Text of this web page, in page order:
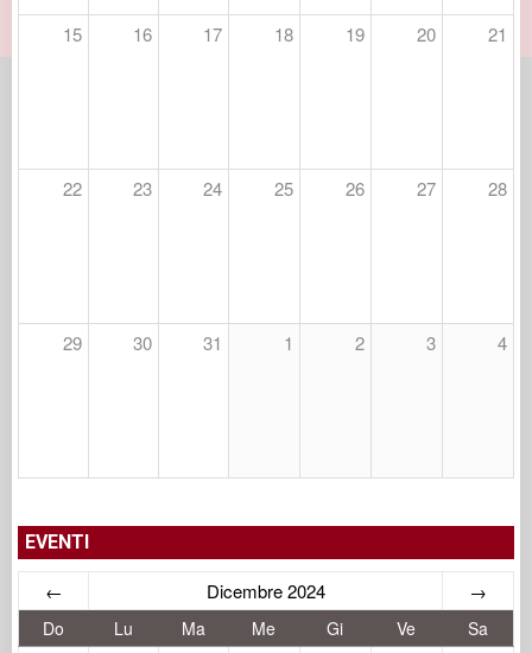
15 16 17 18 19 20 21
22 23 24 25 26 27 28
29 30 31 1 2 3 4
EVENTI
← Dicembre 2024 →
Do Lu Ma Me Gi Ve
Sa